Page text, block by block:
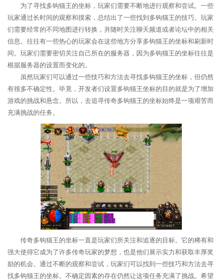
为了寻找多钩猫王的坐标，玩家们需要不断地进行观察和尝试。一些
玩家通过长时间的观察和摸索，总结出了一些找到多钩猫王的技巧。玩家
们需要经常的不同地图进行转换，并随时关注聊天频道或者论坛中的相关
信息。往往有一些热心的玩家会在这些地方分享多钩猫王的坐标和刷新时
间。玩家们需要密切关注自己所在的服务器，因为多钩猫王的坐标往往是
根据服务器的设置而变化的。
虽然玩家们可以通过一些技巧和方法去寻找多钩猫王的坐标，但仍然
有很多不确定性。毕竟，开发者们设置多钩猫王坐标的目的就是为了增加
游戏的挑战和悬念。所以，去追寻传奇多钩猫王的坐标始终是一项艰苦而
充满挑战的任务。
传奇多钩猫王的坐标一直是玩家们所关注和追逐的目标。它的稀有和
强大使得它成为了许多传奇玩家的梦想，也是他们展示实力和获取丰厚奖
励的机会。通过不断的观察和尝试，玩家们可以找到一些技巧和方法去寻
找多钩猫王的坐标。不确定因素的存在仍然让这项任务充满了挑战。希望